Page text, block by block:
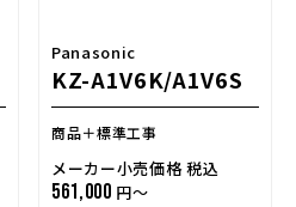
Panasonic
KZ-A1V6K/A1V6S
商品＋標準工事
メーカー小売価格 税込
561,000 円～